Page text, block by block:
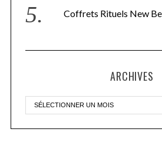
Coffrets Rituels New
ARCHIVES